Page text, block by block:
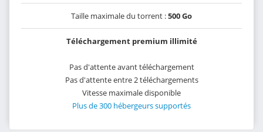
Taille maximale du torrent :500 Go
Téléchargement premium illimité
Pas d'attente avant téléchargement
Pas d'attente entre 2 téléchargements
Vitesse maximale disponible
Plus de 300 hébergeurs supportés